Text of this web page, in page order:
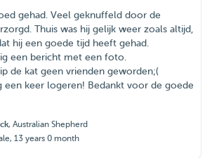
gehad. Veel geknuffeld door de
Thuis was hij gelijk weer zoals altijd,
hij een goede tijd heeft gehad.
een bericht met een foto.
de kat geen vrienden geworden;(
een keer logeren! Bedankt voor de goede
, Australian Shepherd
13 years 0 month